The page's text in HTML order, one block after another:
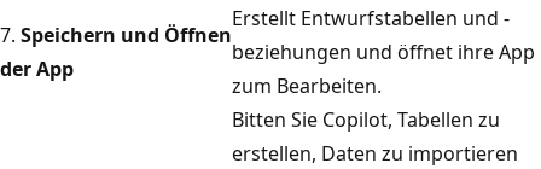
7. Speichern und Öffnen
der App
Erstellt Entwurfstabellen und -
beziehungen und öffnet ihre App
zum Bearbeiten.
Bitten Sie Copilot, Tabellen zu
erstellen, Daten zu importieren